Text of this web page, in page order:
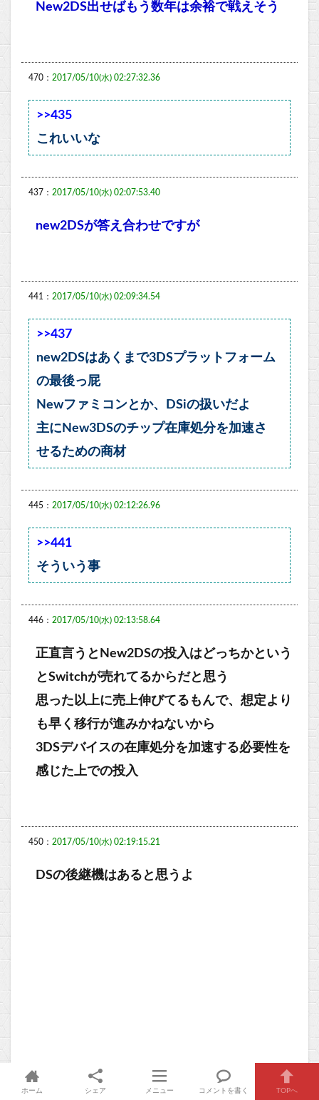
New2DS出せばもう数年は余裕で戦えそう
470： 2017/05/10(水) 02:27:32.36
>>435
これいいな
437： 2017/05/10(水) 02:07:53.40
new2DSが答え合わせですが
441： 2017/05/10(水) 02:09:34.54
>>437
new2DSはあくまで3DSプラットフォーム
の最後っ屁
Newファミコンとか、DSiの扱いだよ
主にNew3DSのチップ在庫処分を加速さ
せるための商材
445： 2017/05/10(水) 02:12:26.96
>>441
そういう事
446： 2017/05/10(水) 02:13:58.64
正直言うとNew2DSの投入はどっちかという
とSwitchが売れてるからだと思う
思った以上に売上伸びてるもんで、想定より
も早く移行が進みかねないから
3DSデバイスの在庫処分を加速する必要性を
感じた上での投入
450： 2017/05/10(水) 02:19:15.21
DSの後継機はあると思うよ
ホーム シェア メニュー コメントを書く TOPへ